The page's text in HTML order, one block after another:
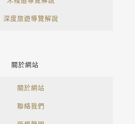
深度旅遊導覽解說
關於網站
關於網站
聯絡我們